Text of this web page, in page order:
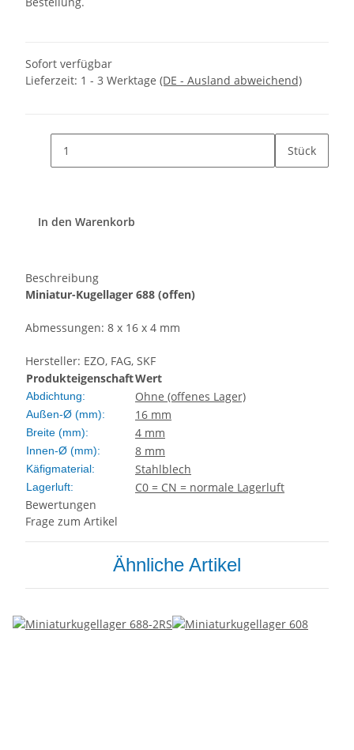
Sofort verfügbar
Lieferzeit: 1 - 3 Werktage (DE - Ausland abweichend)
Stück
In den Warenkorb
Beschreibung
Miniatur-Kugellager 688 (offen)
Abmessungen: 8 x 16 x 4 mm
Hersteller: EZO, FAG, SKF
ProdukteigenschaftWert
Abdichtung: Ohne (offenes Lager)
Außen-Ø (mm): 16 mm
Breite (mm): 4 mm
Innen-Ø (mm): 8 mm
Käfigmaterial: Stahlblech
Lagerluft:
C0 = CN = normale Lagerluft
Bewertungen
Frage zum Artikel
Ähnliche Artikel